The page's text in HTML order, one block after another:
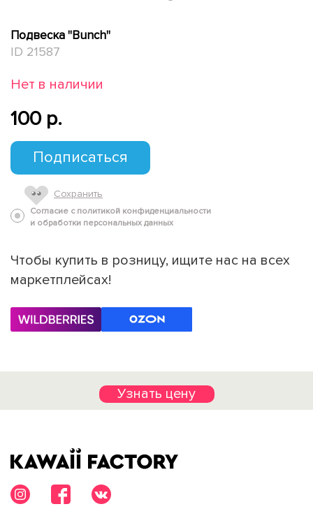
Подвеска "Bunch"
ID 21587
Нет в наличии
100 p.
Подписаться
Сохранить
Согласие с политикой конфиденциальности
и обработки персональных данных
Чтобы купить в розницу, ищите нас на всех
маркетплейсах!
Узнать цену